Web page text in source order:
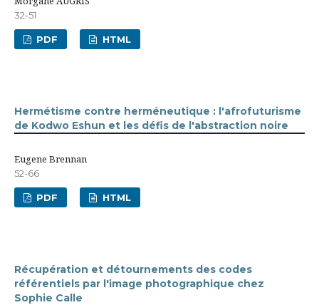
32-51
PDF HTML
Hermétisme contre herméneutique : l'afrofuturisme
de Kodwo Eshun et les défis de l'abstraction noire
Eugene Brennan
52-66
PDF HTML
Récupération et détournements des codes
référentiels par l'image photographique chez
Sophie Calle